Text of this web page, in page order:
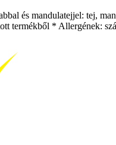
és mandulatejjel: tej,
termékből * Allergének: